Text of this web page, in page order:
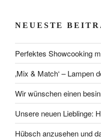
NEUESTE
Perfektes Showcooking
‚Mix & Match‘ – Lampen
Wir wünschen einen
Unsere neuen Lieblinge:
Hübsch anzusehen und